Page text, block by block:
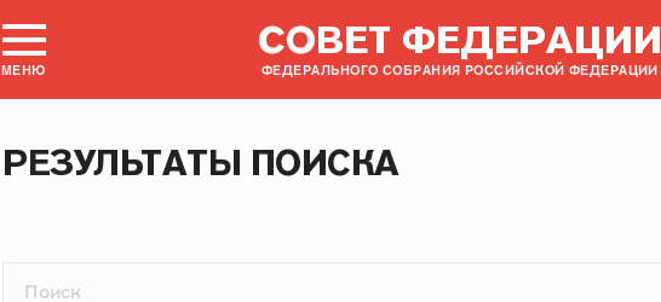
МЕНЮ
СОВЕТ ФЕДЕРАЦИИ
ФЕДЕРАЛЬНОГО СОБРАНИЯ РОССИЙСКОЙ ФЕДЕРАЦИИ
РЕЗУЛЬТАТЫ ПОИСКА